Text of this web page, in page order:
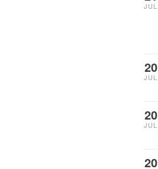
JUL
20
JUL
20
JUL
20